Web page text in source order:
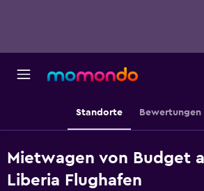
Standorte Bewertungen
Mietwagen von Budget
Liberia Flughafen